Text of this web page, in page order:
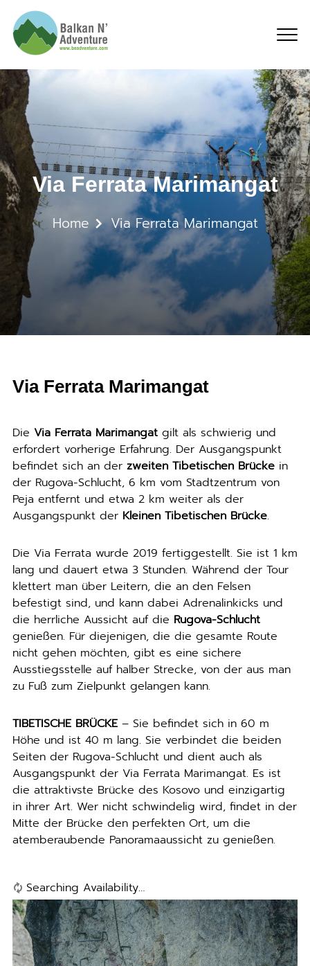
Via Ferrata Marimangat
Via Ferrata Marimangat
Home Via Ferrata Marimangat
Via Ferrata Marimangat
Die Via Ferrata Marimangatgilt als schwierig und
erfordert vorherige Erfahrung. Der Ausgangspunkt
befindet sich an der zweiten Tibetischen Brückein
der Rugova-Schlucht, 6 km vom Stadtzentrum von
Peja entfernt und etwa 2 km weiter als der
Ausgangspunkt der Kleinen Tibetischen Brücke.
Die Via Ferrata wurde 2019 fertiggestellt. Sie ist 1 km
lang und dauert etwa 3 Stunden. Während der Tour
klettert man über Leitern, die an den Felsen
befestigt sind, und kann dabei Adrenalinkicks und
die herrliche Aussicht auf die Rugova-Schlucht
genießen. Für diejenigen, die die gesamte Route
nicht gehen möchten, gibt es eine sichere
Ausstiegsstelle auf halber Strecke, von der aus man
zu Fuß zum Zielpunkt gelangen kann.
TIBETISCHE BRÜCKE– Sie befindet sich in 60 m
Höhe und ist 40 m lang. Sie verbindet die beiden
Seiten der Rugova-Schlucht und dient auch als
Ausgangspunkt der Via Ferrata Marimangat. Es ist
die attraktivste Brücke des Kosovo und einzigartig
in ihrer Art. Wer nicht schwindelig wird, findet in der
Mitte der Brücke den perfekten Ort, um die
atemberaubende Panoramaaussicht zu genießen.
Searching Availability…